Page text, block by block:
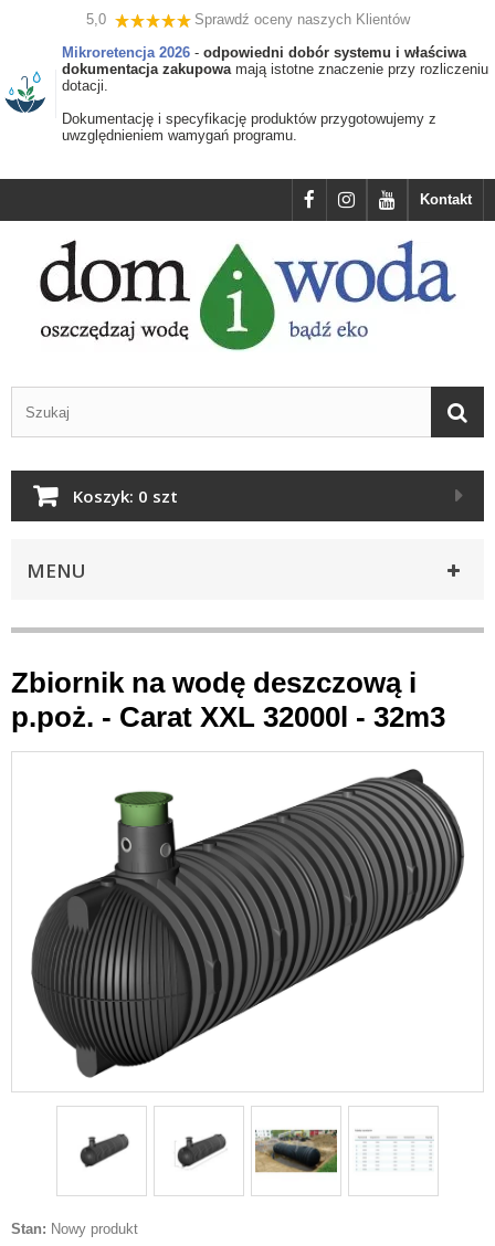
5,0
Sprawdź oceny naszych Klientów
Mikroretencja 2026 - odpowiedni dobór systemu i właściwa
dokumentacja zakupowamają istotne znaczenie przy rozliczeniu
dotacji.
Dokumentację i specyfikację produktów przygotowujemy z
uwzględnieniem wamygań programu.
Kontakt
Koszyk: 0 szt
MENU
Zbiornik na wodę deszczową i
p.poż. - Carat XXL 32000l - 32m3
Stan: Nowy produkt